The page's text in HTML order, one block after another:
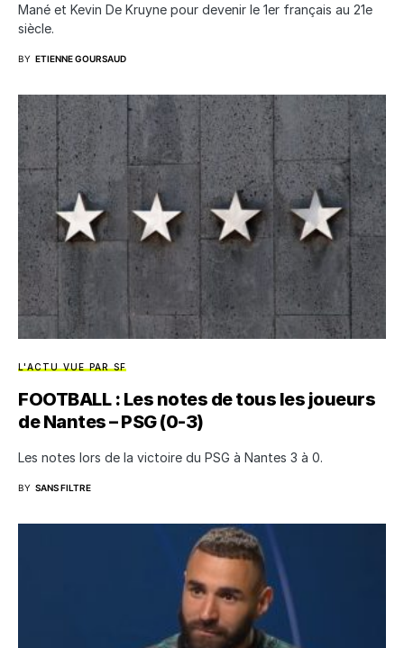
Mané et Kevin De Kruyne pour devenir le 1er français au 21e
siècle.
BY ETIENNE GOURSAUD
L'ACTU VUE PAR SF
FOOTBALL : Les notes de tous les joueurs
de Nantes – PSG (0-3)
Les notes lors de la victoire du PSG à Nantes 3 à 0.
BY SANS FILTRE